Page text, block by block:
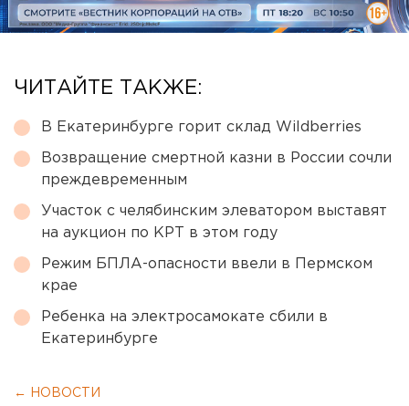
ЧИТАЙТЕ ТАКЖЕ:
В Екатеринбурге горит склад Wildberries
Возвращение смертной казни в России сочли
преждевременным
Участок с челябинским элеватором выставят
на аукцион по КРТ в этом году
Режим БПЛА-опасности ввели в Пермском
крае
Ребенка на электросамокате сбили в
Екатеринбурге
← НОВОСТИ